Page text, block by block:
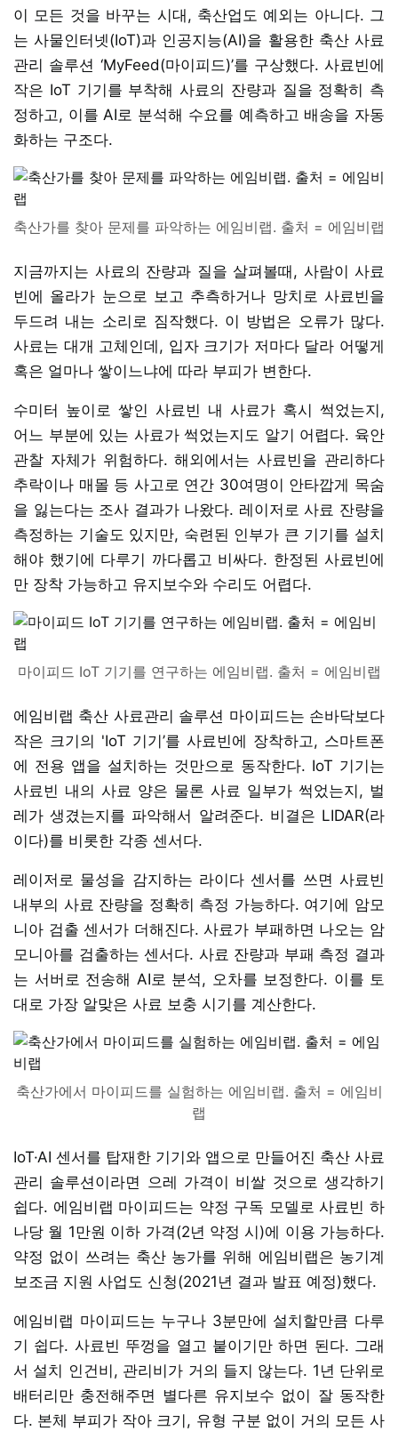
이 모든 것을 바꾸는 시대, 축산업도 예외는 아니다. 그
는 사물인터넷(IoT)과 인공지능(AI)을 활용한 축산 사료
관리 솔루션 ‘MyFeed(마이피드)’를 구상했다. 사료빈에
작은 IoT 기기를 부착해 사료의 잔량과 질을 정확히 측
정하고, 이를 AI로 분석해 수요를 예측하고 배송을 자동
화하는 구조다.
축산가를 찾아 문제를 파악하는 에임비랩. 출처 = 에임비랩
지금까지는 사료의 잔량과 질을 살펴볼때, 사람이 사료
빈에 올라가 눈으로 보고 추측하거나 망치로 사료빈을
두드려 내는 소리로 짐작했다. 이 방법은 오류가 많다.
사료는 대개 고체인데, 입자 크기가 저마다 달라 어떻게
혹은 얼마나 쌓이느냐에 따라 부피가 변한다.
수미터 높이로 쌓인 사료빈 내 사료가 혹시 썩었는지,
어느 부분에 있는 사료가 썩었는지도 알기 어렵다. 육안
관찰 자체가 위험하다. 해외에서는 사료빈을 관리하다
추락이나 매몰 등 사고로 연간 30여명이 안타깝게 목숨
을 잃는다는 조사 결과가 나왔다. 레이저로 사료 잔량을
측정하는 기술도 있지만, 숙련된 인부가 큰 기기를 설치
해야 했기에 다루기 까다롭고 비싸다. 한정된 사료빈에
만 장착 가능하고 유지보수와 수리도 어렵다.
마이피드 IoT 기기를 연구하는 에임비랩. 출처 = 에임비랩
에임비랩 축산 사료관리 솔루션 마이피드는 손바닥보다
작은 크기의 'IoT 기기’를 사료빈에 장착하고, 스마트폰
에 전용 앱을 설치하는 것만으로 동작한다. IoT 기기는
사료빈 내의 사료 양은 물론 사료 일부가 썩었는지, 벌
레가 생겼는지를 파악해서 알려준다. 비결은 LIDAR(라
이다)를 비롯한 각종 센서다.
레이저로 물성을 감지하는 라이다 센서를 쓰면 사료빈
내부의 사료 잔량을 정확히 측정 가능하다. 여기에 암모
니아 검출 센서가 더해진다. 사료가 부패하면 나오는 암
모니아를 검출하는 센서다. 사료 잔량과 부패 측정 결과
는 서버로 전송해 AI로 분석, 오차를 보정한다. 이를 토
대로 가장 알맞은 사료 보충 시기를 계산한다.
축산가에서 마이피드를 실험하는 에임비랩. 출처 = 에임비
랩
IoT·AI 센서를 탑재한 기기와 앱으로 만들어진 축산 사료
관리 솔루션이라면 으레 가격이 비쌀 것으로 생각하기
쉽다. 에임비랩 마이피드는 약정 구독 모델로 사료빈 하
나당 월 1만원 이하 가격(2년 약정 시)에 이용 가능하다.
약정 없이 쓰려는 축산 농가를 위해 에임비랩은 농기계
보조금 지원 사업도 신청(2021년 결과 발표 예정)했다.
에임비랩 마이피드는 누구나 3분만에 설치할만큼 다루
기 쉽다. 사료빈 뚜껑을 열고 붙이기만 하면 된다. 그래
서 설치 인건비, 관리비가 거의 들지 않는다. 1년 단위로
배터리만 충전해주면 별다른 유지보수 없이 잘 동작한
다. 본체 부피가 작아 크기, 유형 구분 없이 거의 모든 사